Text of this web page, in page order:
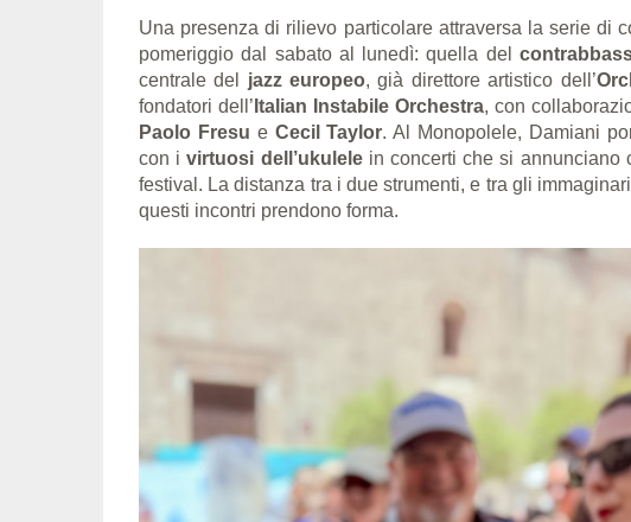
Una presenza di rilievo particolare attraversa la serie di
pomeriggio dal sabato al lunedì: quella del
centrale del jazz europeo, già direttore artistico dell’
fondatori dell’ Italian Instabile Orchestra, con
Paolo Fresu e Cecil Taylor. Al Monopolele, Damiani
con ivirtuosi dell’ukulelein concerti che si annunciano
festival. La distanza tra i due strumenti, e tra gli
questi incontri prendono forma.